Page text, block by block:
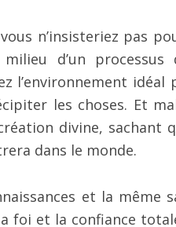
n’insisteriez pas
d’un
l’environnement idéal
les choses. Et
divine, sachant
dans le monde.
et la même
foi et la confiance